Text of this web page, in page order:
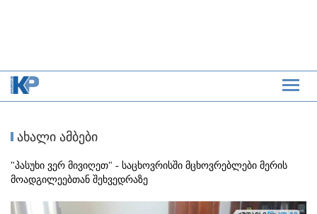
ახალი ამბები
"პასუხი ვერ მივიღეთ" - საცხოვრისში მცხოვრებლები მერის
მოადგილეებთან შეხვედრაზე